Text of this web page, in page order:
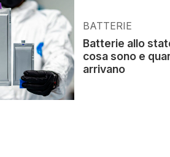
BATTERIE
Batterie allo
cosa sono e
arrivano